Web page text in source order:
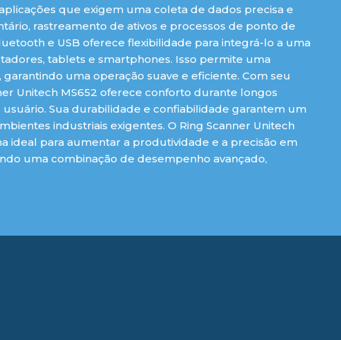
que exigem uma coleta de dados precisa e
rastreamento de ativos e processos de ponto de
e USB oferece flexibilidade para integrá-lo a uma
tablets e smartphones. Isso permite uma
uma operação suave e eficiente. Com seu
Unitech MS652 oferece conforto durante longos
Sua durabilidade e confiabilidade garantem um
industriais exigentes. O Ring Scanner Unitech
ideal para aumentar a produtividade e a precisão em
uma combinação de desempenho avançado,